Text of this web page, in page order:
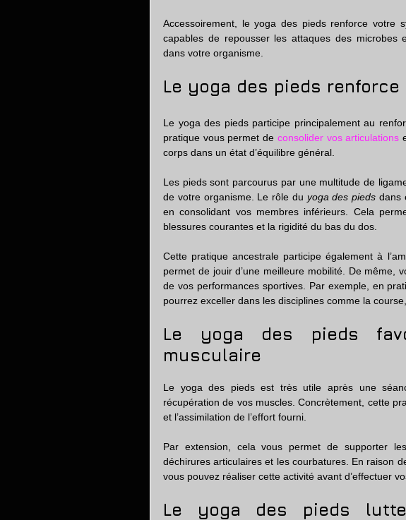
Accessoirement, le yoga des pieds renforce votre
capables de repousser les attaques des microbes
dans votre organisme.
Le yoga des pieds
Le yoga des pieds participe principalement au
pratique vous permet de consolider vos articulations
corps dans un état d’équilibre général.
Les pieds sont parcourus par une multitude de
de votre organisme. Le rôle du yoga des pieds dans
en consolidant vos membres inférieurs. Cela
blessures courantes et la rigidité du bas du dos.
Cette pratique ancestrale participe également à
permet de jouir d’une meilleure mobilité. De même,
de vos performances sportives. Par exemple, en
pourrez exceller dans les disciplines comme la
Le yoga des pieds
musculaire
Le yoga des pieds est très utile après une
récupération de vos muscles. Concrètement, cette
et l’assimilation de l’effort fourni.
Par extension, cela vous permet de supporter les
déchirures articulaires et les courbatures. En raison
vous pouvez réaliser cette activité avant d’effectuer
Le yoga des pieds